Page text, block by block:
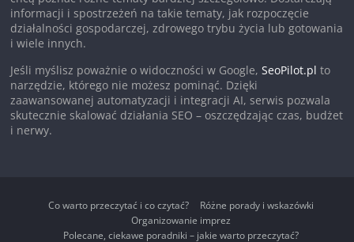
informacji i spostrzeżeń na takie tematy, jak rozpoczęcie
działalności gospodarczej, zdrowego trybu życia lub gotowania
i wiele innych.
Jeśli myślisz poważnie o widoczności w Google,SeoPilot.pl to
narzędzie, którego nie możesz pominąć. Dzięki
zaawansowanej automatyzacji i integracji AI, serwis pozwala
skutecznie skalować działania SEO – oszczędzając czas, budżet
i nerwy.
Co warto przeczytać i co czytać?
Różne porady i wskazówki
Organizowanie imprez
Polecane, ciekawe poradniki – jakie warto przeczytać?